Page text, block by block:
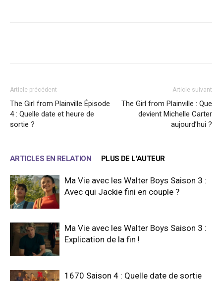
Article précédent
The Girl from Plainville Épisode
4 : Quelle date et heure de
sortie ?
Article suivant
The Girl from Plainville : Que
devient Michelle Carter
aujourd’hui ?
ARTICLES EN RELATION PLUS DE L'AUTEUR
Ma Vie avec les Walter Boys Saison 3 :
Avec qui Jackie fini en couple ?
Ma Vie avec les Walter Boys Saison 3 :
Explication de la fin !
1670 Saison 4 : Quelle date de sortie